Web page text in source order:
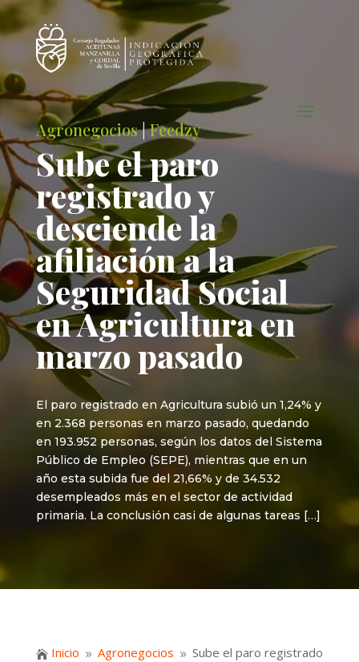
Agronegocios|Feedzy
Sube el paro
registrado y
desciende la
afiliación a la
Seguridad Social
en Agricultura en
marzo pasado
El paro registrado en Agricultura subió un 1,24% y
en 2.368 personas en marzo pasado, quedando
en 193.952 personas, según los datos del Sistema
Público de Empleo (SEPE), mientras que en un
año esta subida fue del 21,66% y de 34.532
desempleados más en el sector de actividad
primaria. La conclusión casi de algunas tareas […]
 Inicio 9 Agronegocios 9 Sube el paro registrado